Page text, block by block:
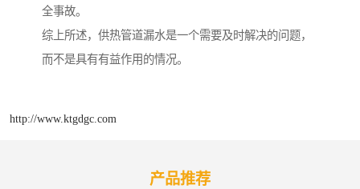
全事故。
综上所述，供热管道漏水是一个需要及时解决的问题，
而不是具有有益作用的情况。
http://www.ktgdgc.com
产品推荐